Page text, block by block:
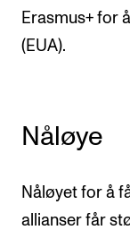
Biblioteket
Organisasjon
Erasmus+ for
(EUA).
Nåløye
Nåløyet for å
allianser får